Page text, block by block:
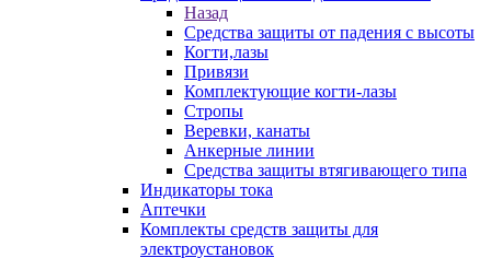
Назад
Средства защиты от падения с высоты
Когти,лазы
Привязи
Комплектующие когти-лазы
Стропы
Веревки, канаты
Анкерные линии
Средства защиты втягивающего типа
Индикаторы тока
Аптечки
Комплекты средств защиты для
электроустановок